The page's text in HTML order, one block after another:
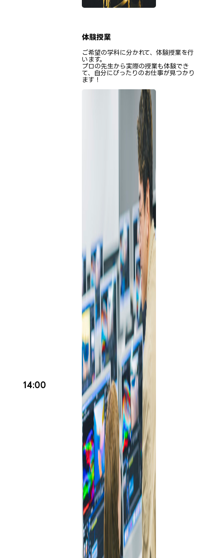
14:00
体験授業
ご希望の学科に分かれて、体験授業を行
います。
プロの先生から実際の授業も体験でき
て、自分にぴったりのお仕事が見つかり
ます！